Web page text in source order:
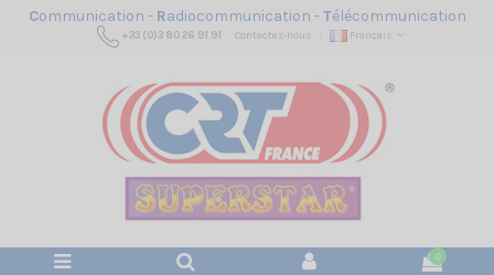
Communication - Radiocommunication -Télécommunication
+33 (0)3 80 26 91 91 Contactez-nous Français
0